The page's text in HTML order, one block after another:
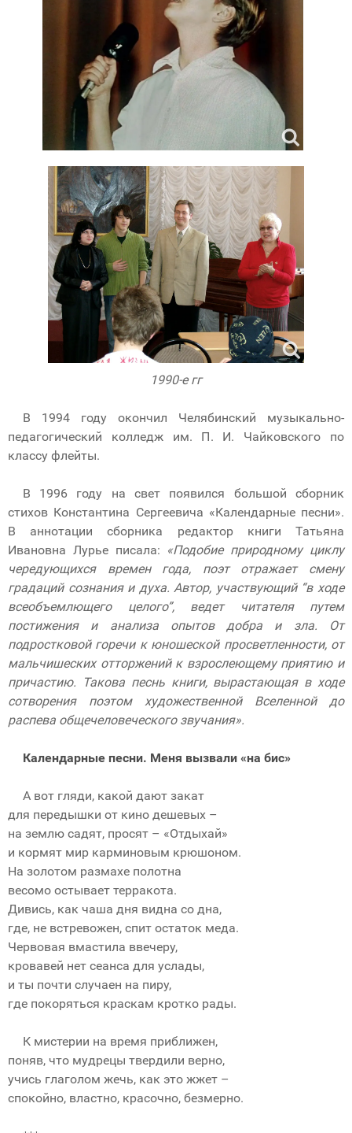
1990-е гг
В 1994 году окончил Челябинский музыкально-
педагогический колледж им. П. И. Чайковского по
классу флейты.
В 1996 году на свет появился большой сборник
стихов Константина Сергеевича «Календарные песни».
В аннотации сборника редактор книги Татьяна
Ивановна Лурье писала: «Подобие природному циклу
чередующихся времен года, поэт отражает смену
градаций сознания и духа. Автор, участвующий “в ходе
всеобъемлющего целого”, ведет читателя путем
постижения и анализа опытов добра и зла. От
подростковой горечи к юношеской просветленности, от
мальчишеских отторжений к взрослеющему приятию и
причастию. Такова песнь книги, вырастающая в ходе
сотворения поэтом художественной Вселенной до
распева общечеловеческого звучания».
Календарные песни. Меня вызвали «на бис»
А вот гляди, какой дают закат
для передышки от кино дешевых –
на землю садят, просят – «Отдыхай»
и кормят мир карминовым крюшоном.
На золотом размахе полотна
весомо остывает терракота.
Дивись, как чаша дня видна со дна,
где, не встревожен, спит остаток меда.
Червовая вмастила ввечеру,
кровавей нет сеанса для услады,
и ты почти случаен на пиру,
где покоряться краскам кротко рады.
К мистерии на время приближен,
поняв, что мудрецы твердили верно,
учись глаголом жечь, как это жжет –
спокойно, властно, красочно, безмерно.